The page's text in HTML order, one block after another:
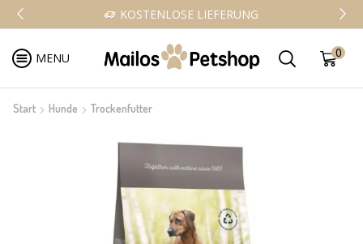
KOSTENLOSE LIEFERUNG
MENU 0
Start Hunde Trockenfutter